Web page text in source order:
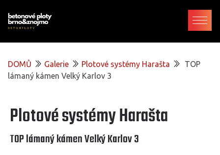
DOMŮ Galerie Plotové systémy Harašta
TOP
lámaný kámen Velký Karlov 3
Plotové systémy Harašta
TOP lámaný kámen Velký Karlov 3